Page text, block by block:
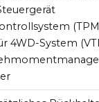
4WD-System